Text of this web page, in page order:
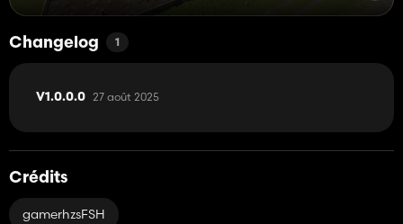
Changelog 1
V1.0.0.0 27 août 2025
Crédits
gamerhzsFSH